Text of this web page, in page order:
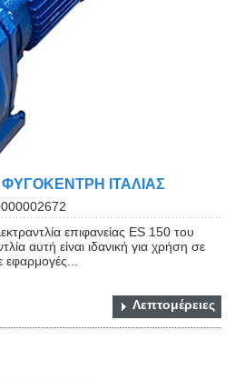
ΙΤΑΛΙΑΣ
επιφανείας ES 150 του
αυτή είναι ιδανική για χρήση σε
εφαρμογές...
Λεπτομέρειες